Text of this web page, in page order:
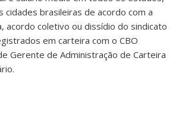
cidades brasileiras de acordo com a
acordo coletivo ou dissídio do sindicato
em carteira com o CBO
Gerente de Administração de Carteira